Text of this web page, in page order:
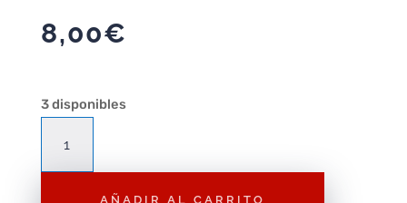
8,00€
3 disponibles
Enterprise
NCC-
AÑADIR AL CARRITO